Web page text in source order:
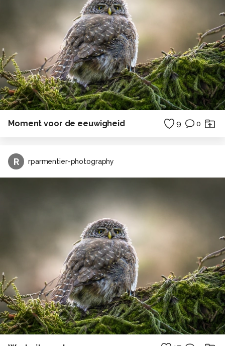
Moment voor de eeuwigheid 9 0
R rparmentier-photography